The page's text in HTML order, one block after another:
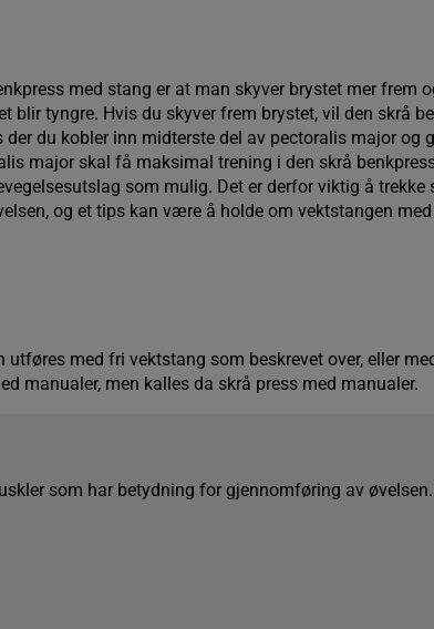
med stang er at man skyver brystet mer frem
blir tyngre. Hvis du skyver frem brystet, vil den skrå
der du kobler inn midterste del av pectoralis major og
major skal få maksimal trening i den skrå
som mulig. Det er derfor viktig å trekke
og et tips kan være å holde om vektstangen
utføres med fri vektstang som beskrevet over, eller
manualer, men kalles da skrå press med manualer.
som har betydning for gjennomføring av øvelsen.